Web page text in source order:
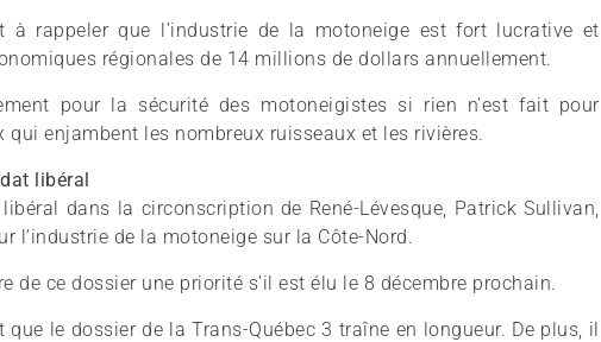
à rappeler que l’industrie de la motoneige est fort lucrative et
régionales de 14 millions de dollars annuellement.
pour la sécurité des motoneigistes si rien n’est fait pour
qui enjambent les nombreux ruisseaux et les rivières.
libéral
dans la circonscription de René-Lévesque, Patrick Sullivan,
l’industrie de la motoneige sur la Côte-Nord.
de ce dossier une priorité s’il est élu le 8 décembre prochain.
le dossier de la Trans-Québec 3 traîne en longueur. De plus, il